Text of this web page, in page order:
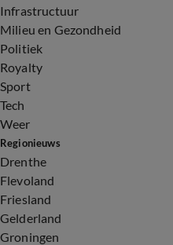
Infrastructuur
Milieu en Gezondheid
Politiek
Royalty
Sport
Tech
Weer
Regionieuws
Drenthe
Flevoland
Friesland
Gelderland
Groningen